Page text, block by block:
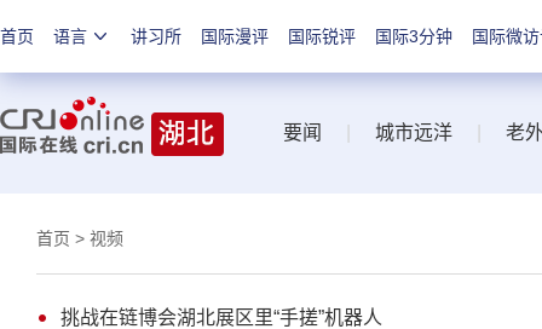
首页 语言 讲习所 国际漫评 国际锐评 国际3分钟 国际微
要闻 城市远洋 老
首页 > 视频
挑战在链博会湖北展区里“手搓”机器人